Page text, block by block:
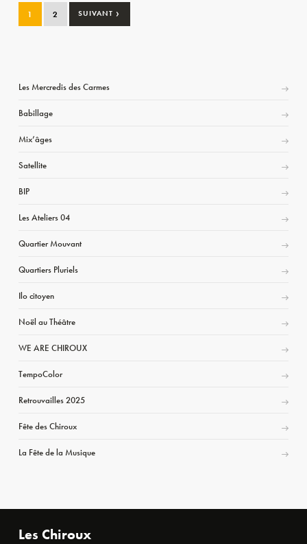
1 2 SUIVANT ›
Les Mercredis des Carmes
Babillage
Mix’âges
Satellite
BIP
Les Ateliers 04
Quartier Mouvant
Quartiers Pluriels
Ilo citoyen
Noël au Théâtre
WE ARE CHIROUX
TempoColor
Retrouvailles 2025
Fête des Chiroux
La Fête de la Musique
Les Chiroux